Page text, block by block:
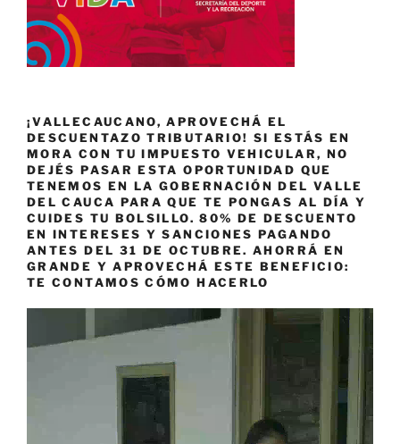
¡VALLECAUCANO, APROVECHÁ EL
DESCUENTAZO TRIBUTARIO! SI ESTÁS EN
MORA CON TU IMPUESTO VEHICULAR, NO
DEJÉS PASAR ESTA OPORTUNIDAD QUE
TENEMOS EN LA GOBERNACIÓN DEL VALLE
DEL CAUCA PARA QUE TE PONGAS AL DÍA Y
CUIDES TU BOLSILLO. 80% DE DESCUENTO
EN INTERESES Y SANCIONES PAGANDO
ANTES DEL 31 DE OCTUBRE. AHORRÁ EN
GRANDE Y APROVECHÁ ESTE BENEFICIO:
TE CONTAMOS CÓMO HACERLO